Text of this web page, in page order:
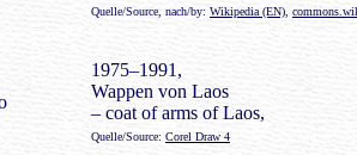
Quelle/Source, nach/by: Wikipedia (EN)
1975–1991,
Wappen von Laos
– coat of arms of Laos,
Quelle/Source: Corel Draw 4